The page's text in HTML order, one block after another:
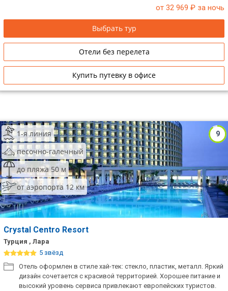
от 32 969 ₽ за ночь
Выбрать тур
Отели без перелета
Купить путевку в офисе
9
1-я линия
песочно-галечный
до пляжа 50 м
от аэропорта 12 км
Crystal Centro Resort
Турция , Лара
5 звёзд
Отель оформлен в стиле хай-тек: стекло, пластик, металл. Яркий
дизайн сочетается с красивой территорией. Хорошее питание и
высокий уровень сервиса привлекают европейских туристов.
Сетевые отели Шри Ланки
Сетевые отели Вьетнама
Сетевые отели Бали
Сетевые отели Сейшел
Сетевые отели Маврикия